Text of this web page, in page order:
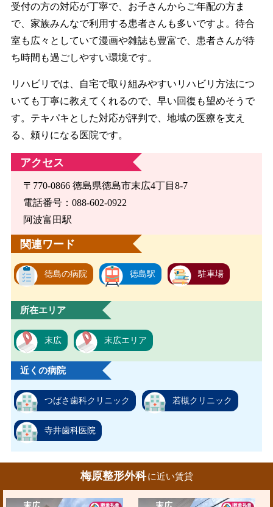
受付の方の対応が丁寧で、お子さんからご年配の方ま
で、家族みんなで利用する患者さんも多いですよ。待合
室も広々としていて漫画や雑誌も豊富で、患者さんが待
ち時間も過ごしやすい環境です。
リハビリでは、自宅で取り組みやすいリハビリ方法につ
いても丁寧に教えてくれるので、早い回復も望めそうで
す。テキパキとした対応が評判で、地域の医療を支え
る、頼りになる医院です。
アクセス
〒770-0866 徳島県徳島市末広4丁目8-7
電話番号：088-602-0922
阿波富田駅
関連ワード
徳島の病院 徳島駅 駐車場
所在エリア
末広 末広エリア
近くの病院
つばさ歯科クリニック 若槻クリニック
寺井歯科医院
梅原整形外科 に近い賃貸